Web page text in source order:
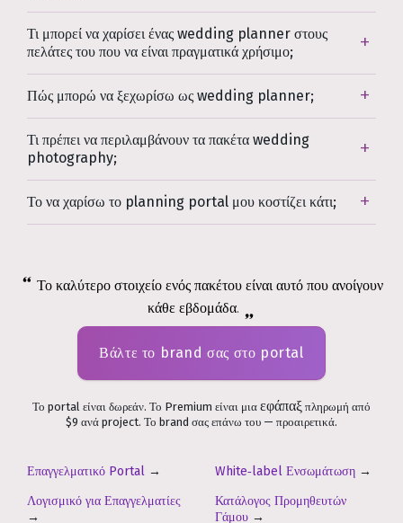
Τι μπορεί να χαρίσει ένας wedding planner στους
πελάτες του που να είναι πραγματικά χρήσιμο;
Πώς μπορώ να ξεχωρίσω ως wedding planner;
Τι πρέπει να περιλαμβάνουν τα πακέτα wedding
photography;
Το να χαρίσω το planning portal μου κοστίζει κάτι;
Το καλύτερο στοιχείο ενός πακέτου είναι αυτό που ανοίγουν
κάθε εβδομάδα.
Βάλτε το brand σας στο portal
Το portal είναι δωρεάν. Το Premium είναι μια εφάπαξ πληρωμή από
$9 ανά project. Το brand σας επάνω του — προαιρετικά.
Επαγγελματικό Portal → White‑label Ενσωμάτωση →
Λογισμικό για Επαγγελματίες
→
Κατάλογος Προμηθευτών
Γάμου →